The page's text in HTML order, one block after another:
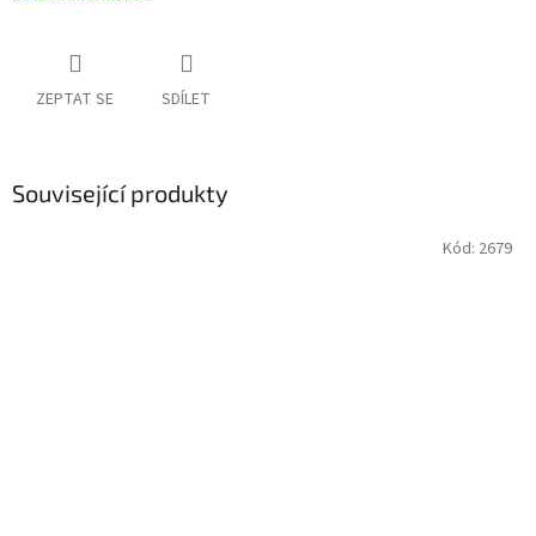
ZEPTAT SE SDÍLET
Související produkty
Kód: 2679